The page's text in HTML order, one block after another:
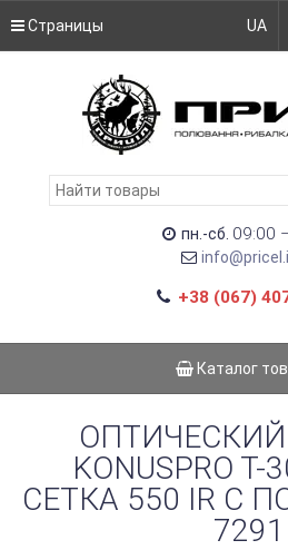
Страницы UA
пн.-сб. 09:00
+38 (067)
Каталог
KONUSPRO T-
СЕТКА 550 IR С
7291